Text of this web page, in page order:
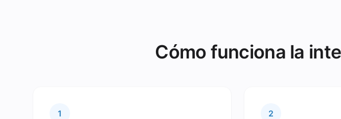
Cómo funciona la
1 2